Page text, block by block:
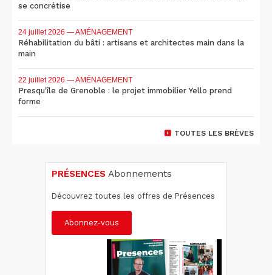
se concrétise
24 juillet 2026 — AMÉNAGEMENT
Réhabilitation du bâti : artisans et architectes main dans la
main
22 juillet 2026 — AMÉNAGEMENT
Presqu'île de Grenoble : le projet immobilier Yello prend
forme
TOUTES LES BRÈVES
PRÉSENCES Abonnements
Découvrez toutes les offres de Présences
Abonnez-vous